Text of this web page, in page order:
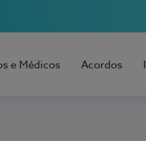
e Médicos Acordos